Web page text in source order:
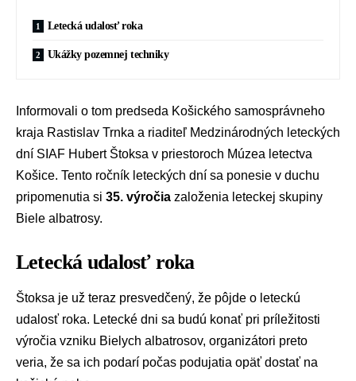
Letecká udalosť roka
Ukážky pozemnej techniky
Informovali o tom predseda Košického samosprávneho
kraja Rastislav Trnka a riaditeľ Medzinárodných leteckých
dní SIAF Hubert Štoksa v priestoroch Múzea letectva
Košice. Tento ročník leteckých dní sa ponesie v duchu
pripomenutia si 35. výročia založenia leteckej skupiny
Biele albatrosy.
Letecká udalosť roka
Štoksa je už teraz presvedčený, že pôjde o leteckú
udalosť roka. Letecké dni sa budú konať pri príležitosti
výročia vzniku Bielych albatrosov, organizátori preto
veria, že sa ich podarí počas podujatia opäť dostať na